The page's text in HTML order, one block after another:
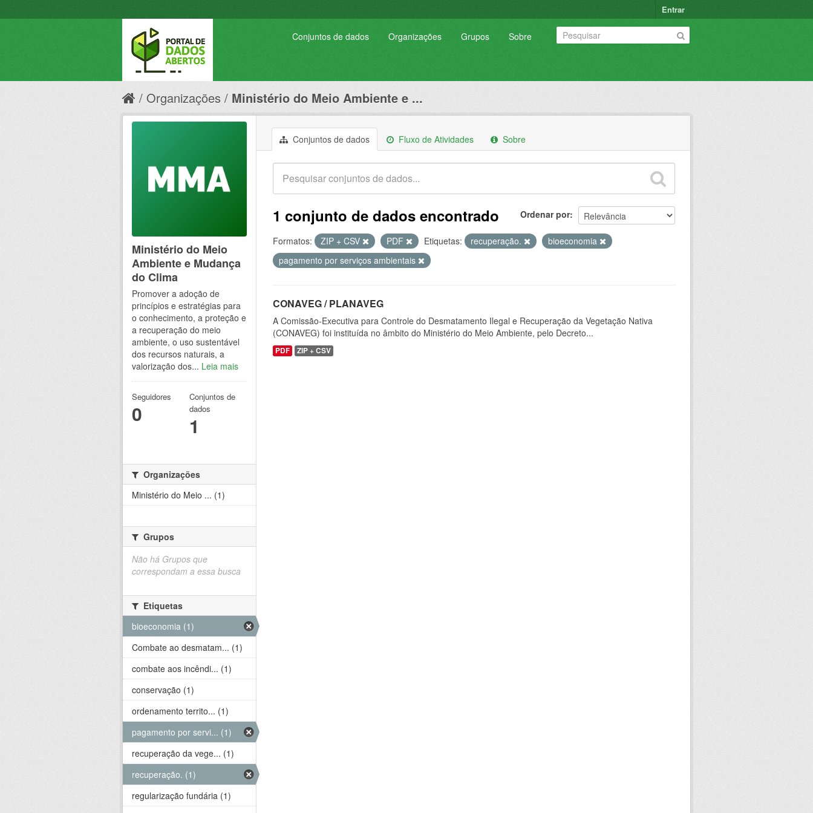
Entrar
Conjuntos de dados Organizações Grupos Sobre
Organizações Ministério do Meio Ambiente e ...
Conjuntos de dados Fluxo de Atividades Sobre
Ordenar por
1 conjunto de dados encontrado
Formatos: ZIP + CSV PDF Etiquetas: recuperação.
bioeconomia
pagamento por serviços ambientais
CONAVEG / PLANAVEG
A Comissão-Executiva para Controle do Desmatamento Ilegal e Recuperação da Vegetação Nativa
(CONAVEG) foi instituída no âmbito do Ministério do Meio Ambiente, pelo Decreto...
PDF ZIP + CSV
Ministério do Meio
Ambiente e Mudança
do Clima
Promover a adoção de
princípios e estratégias para
o conhecimento, a proteção e
a recuperação do meio
ambiente, o uso sustentável
dos recursos naturais, a
valorização dos... Leia mais
Seguidores
0
Conjuntos de
dados
1
Organizações
Ministério do Meio ... (1)
Grupos
Não há Grupos que
correspondam a essa busca
Etiquetas
bioeconomia (1)
Combate ao desmatam... (1)
combate aos incêndi... (1)
conservação (1)
ordenamento territo... (1)
pagamento por servi... (1)
recuperação da vege... (1)
recuperação. (1)
regularização fundária (1)